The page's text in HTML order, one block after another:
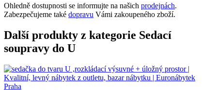
Ohledně dostupnosti se informujte na našich prodejnách.
Zabezpečujeme také dopravu Vámi zakoupeného zboží.
Další produkty z kategorie Sedací
soupravy do U